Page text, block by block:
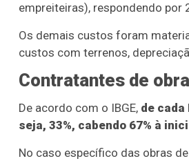
empreiteiras), respondendo por
Os demais custos foram
custos com terrenos,
Contratantes de
De acordo com o IBGE, de cada
seja, 33%, cabendo 67% à
No caso específico das obras